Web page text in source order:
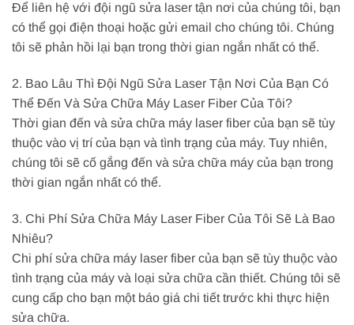
Để liên hệ với đội ngũ sửa laser tận nơi của chúng tôi, bạn
có thể gọi điện thoại hoặc gửi email cho chúng tôi. Chúng
tôi sẽ phản hồi lại bạn trong thời gian ngắn nhất có thể.
2. Bao Lâu Thì Đội Ngũ Sửa Laser Tận Nơi Của Bạn Có
Thể Đến Và Sửa Chữa Máy Laser Fiber Của Tôi?
Thời gian đến và sửa chữa máy laser fiber của bạn sẽ tùy
thuộc vào vị trí của bạn và tình trạng của máy. Tuy nhiên,
chúng tôi sẽ cố gắng đến và sửa chữa máy của bạn trong
thời gian ngắn nhất có thể.
3. Chi Phí Sửa Chữa Máy Laser Fiber Của Tôi Sẽ Là Bao
Nhiêu?
Chi phí sửa chữa máy laser fiber của bạn sẽ tùy thuộc vào
tình trạng của máy và loại sửa chữa cần thiết. Chúng tôi sẽ
cung cấp cho bạn một báo giá chi tiết trước khi thực hiện
sửa chữa.